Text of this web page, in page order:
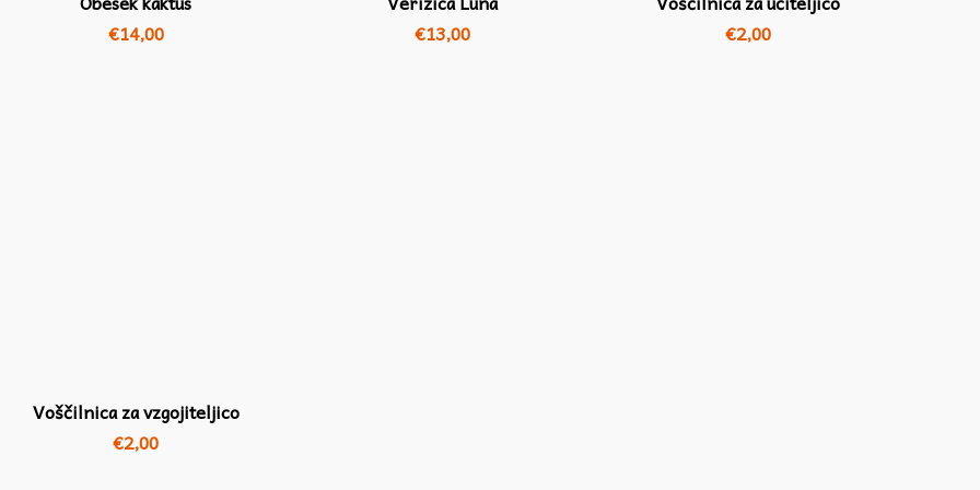
€14,00
€13,00
€2,00
Voščilnica za vzgojiteljico
€2,00